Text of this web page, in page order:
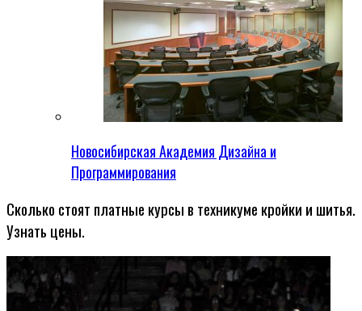
Новосибирская Академия Дизайна и
Программирования
Сколько стоят платные курсы в техникуме кройки и шитья.
Узнать цены.